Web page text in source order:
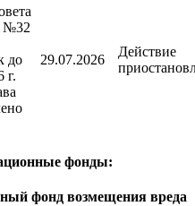
№32
до
г.
29.07.2026
Действие
фонды:
фонд возмещения вреда